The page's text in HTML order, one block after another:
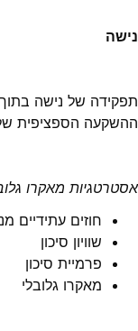
נישה
תפקידה של נישה
ההשקעה הספציפית
אסטרטגיות מאקרו
חוזים עתידיים
שוויון סיכון
פרמיית סיכון
מאקרו גלובלי